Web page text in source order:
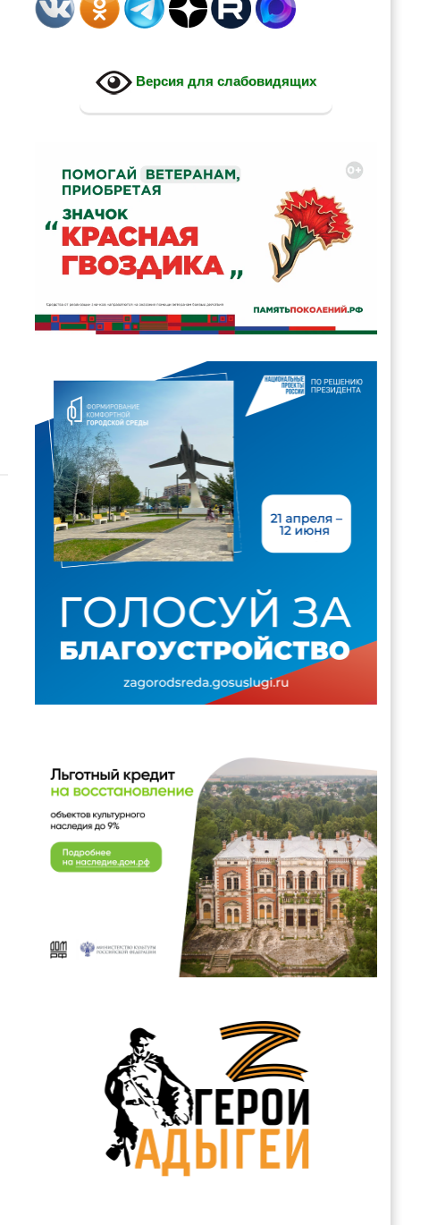
Версия для слабовидящих